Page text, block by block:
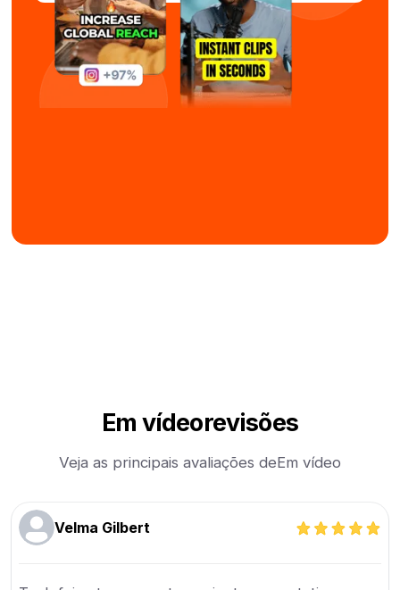
Em vídeorevisões
Veja as principais avaliações deEm vídeo
Velma Gilbert